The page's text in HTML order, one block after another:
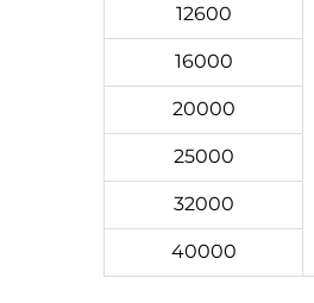
12600
16000
20000
25000
32000
40000